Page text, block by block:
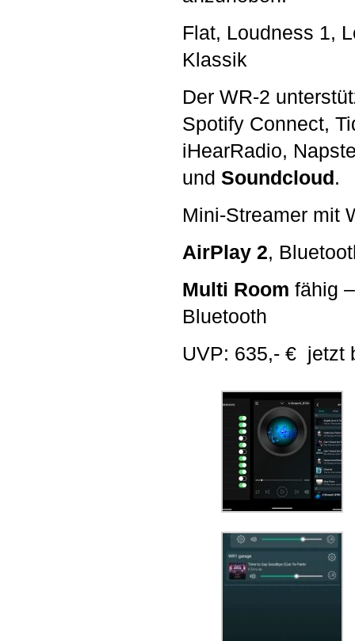
Flat, Loudness 1,
Klassik
Der WR-2
Spotify Connect,
iHearRadio,
und Soundcloud.
Mini-Streamer mit
AirPlay 2,
Multi Room fähig
Bluetooth
UVP: 635,- € jetzt